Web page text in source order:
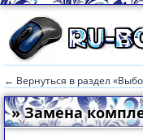
← Вернуться в раздел
» Замена